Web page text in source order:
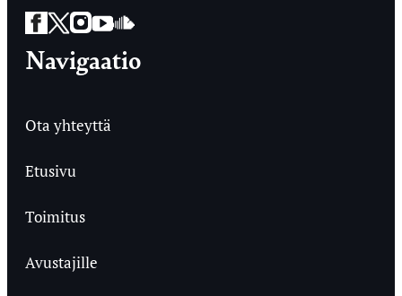
Facebook
Twitter
Instagram
YouTube
SoundCloud
Navigaatio
Ota yhteyttä
Etusivu
Toimitus
Avustajille